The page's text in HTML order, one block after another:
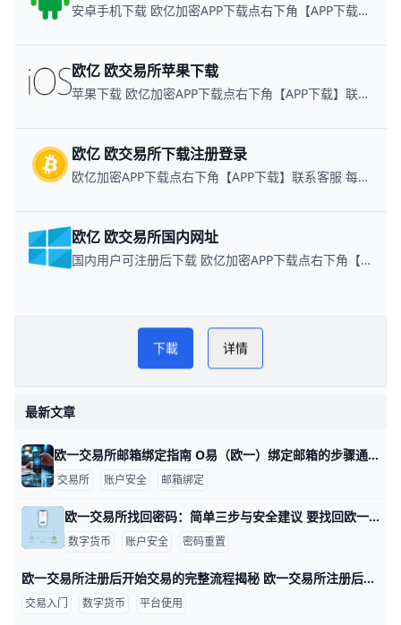
安卓手机下载 欧亿加密APP下载点右下角【APP下载】联系客服 每日更新可用链接
欧亿 欧交易所苹果下载
苹果下载 欧亿加密APP下载点右下角【APP下载】联系客服 每日更新可用链接
欧亿 欧交易所下载注册登录
欧亿加密APP下载点右下角【APP下载】联系客服 每日更新可用链接
欧亿 欧交易所国内网址
国内用户可注册后下载 欧亿加密APP下载点右下角【APP下载】联系客服 每日更新可用链接
欧一交易所APP官方网页版指
南
下載 详情
最新文章
欧一交易所邮箱绑定指南 O易（欧一）绑定邮箱的步骤通常不复杂，下面用清晰的语言和具体示例来帮你快速完成。 登录后进入安全设置，定位到邮箱绑定页面。举例来说，登录后你会在左侧菜单看到“安全中心”或“账户设置”，点击后选择“邮箱绑定”进入操作界面。若界面语言是中文，相关标签通常是“绑定邮箱/邮箱绑定”或“更改绑定邮箱”。这一步需要你已经完成账号登录，确保绑定对象是你长期可访问的邮箱。 绑定新邮箱的操作流程。你在页面输入你要绑定的新邮箱地址，比如你常用的个人邮箱（如 ），随后提交。系统会跳转到下一个环节，要求你确认邮箱所有权，避免误绑定。 邮箱验证的关键步骤。平台会向新邮箱发送一封验证邮件，邮件里包含一个点击链接的按钮。以常见示例而言，若你使用的是 Gmail，验证邮件可能进入“收件箱”，你只需点击邮件中的“验证”按钮即可完成绑定。若没有看到邮件，请检查垃圾邮件/广告邮件文件夹，或者使用搜索功能在邮箱里查找来自平台的验证邮件。 常见的安全性要求与确认。绑定邮箱前，通常需要你输入账户登录密码，可能还会要求输入手机验证码或二次验证代码，以确保是你本人在操作。完成验证后，系统会在新邮箱显示“绑定成功”的提示，并建议开启邮箱的二步验证以提升账户安全。 绑定后的注意事项与保护。新邮箱应当是你能长期访问的地址，避免因为工作变动而导致无法接收通知。绑定完成后，记得再次核对账户的联系信息，确保重要通知能够及时送达。验证码链接通常有时效，请在规定时间内完成验证，若超时需重新发起绑定。 常见问题解决简要。若提示邮箱不可用或地址无效，先核对输入是否有错，若仍无法绑定，尝试换一个邮箱或联系官方客服获取帮助。若验证邮件迟迟不来，请检查邮箱的拦截规则，或在平台内选择“重新发送验证邮件”。如果因为未完成邮箱绑定而限制功能，建议先完成邮箱绑定与验证，再进行后续的身份认证（如 KYC）以解锁更多功能与额度。
交易所 账户安全 邮箱绑定
欧一交易所找回密码：简单三步与安全建议 要找回欧一交易所的密码，可以按下面的步骤来操作，每一步都包含具体信息和示例，便于你按部就班完成。 首先进入登录界面并选择找回密码入口。打开欧一交易所的官方网站或手机应用，在登录框下方通常有“忘记密码”或“找回密码”的按钮，点击进入就能看到后续步骤。示例：在电脑端打开网站，点击登录后看到“忘记密码”按钮；在手机端则可能显示为“找回密码”选项。
数字货币 账户安全 密码重置
欧一交易所注册后开始交易的完整流程揭秘 欧一交易所注册后开始交易的全流程，按步骤来讲解，配以具体数据与实例，便于新手快速上手。 完成注册与实名认证后，账户安全是第一要务。一般需要用手机号或邮箱进行验证，并提交实名认证材料；审核通常在1–24小时内完成。开启双重认证（2FA）后，登录成功需要输入第二层验证码，例如手机短信或认证应用中的6位动态码，这能显著降低被盗风险。例如，一位新用户在完成实名认证后第一次登录，系统提示开启2FA并要求绑定备用邮箱，确保若手机丢失时仍能找回账户。
交易入门 数字货币 平台使用